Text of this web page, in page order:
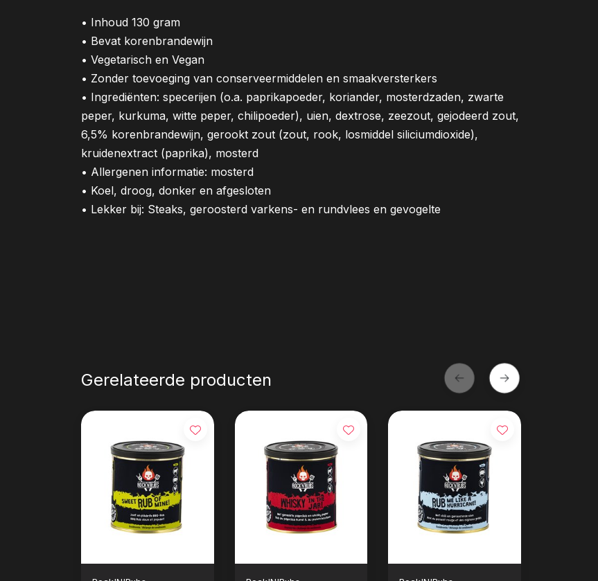
• Inhoud 130 gram
• Bevat korenbrandewijn
• Vegetarisch en Vegan
• Zonder toevoeging van conserveermiddelen en smaakversterkers
• Ingrediënten: specerijen (o.a. paprikapoeder, koriander, mosterdzaden, zwarte
peper, kurkuma, witte peper, chilipoeder), uien, dextrose, zeezout, gejodeerd zout,
6,5% korenbrandewijn, gerookt zout (zout, rook, losmiddel siliciumdioxide),
kruidenextract (paprika), mosterd
• Allergenen informatie: mosterd
• Koel, droog, donker en afgesloten
• Lekker bij: Steaks, geroosterd varkens- en rundvlees en gevogelte
Gerelateerde producten